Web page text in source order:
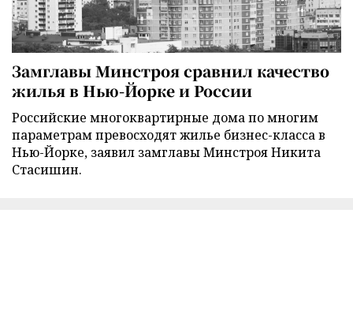
Замглавы Минстроя сравнил качество
жилья в Нью-Йорке и России
Российские многоквартирные дома по многим
параметрам превосходят жилье бизнес-класса в
Нью-Йорке, заявил замглавы Минстроя Никита
Стасишин.